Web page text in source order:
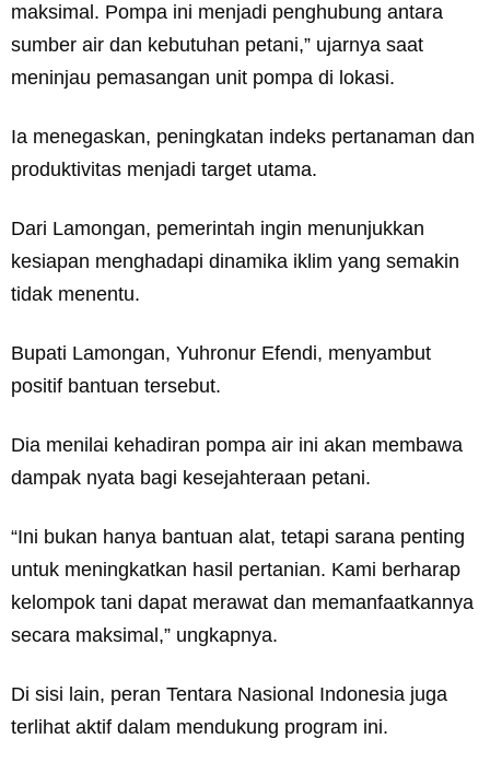
maksimal. Pompa ini menjadi penghubung antara
sumber air dan kebutuhan petani,” ujarnya saat
meninjau pemasangan unit pompa di lokasi.
Ia menegaskan, peningkatan indeks pertanaman dan
produktivitas menjadi target utama.
Dari Lamongan, pemerintah ingin menunjukkan
kesiapan menghadapi dinamika iklim yang semakin
tidak menentu.
Bupati Lamongan, Yuhronur Efendi, menyambut
positif bantuan tersebut.
Dia menilai kehadiran pompa air ini akan membawa
dampak nyata bagi kesejahteraan petani.
“Ini bukan hanya bantuan alat, tetapi sarana penting
untuk meningkatkan hasil pertanian. Kami berharap
kelompok tani dapat merawat dan memanfaatkannya
secara maksimal,” ungkapnya.
Di sisi lain, peran Tentara Nasional Indonesia juga
terlihat aktif dalam mendukung program ini.